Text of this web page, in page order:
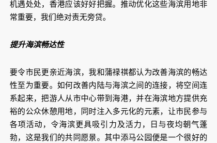
机遇处处，香港应该好好把握。推动优化这些海滨用地非
常重要，我们绝对责无旁贷。
提升海滨畅达性
要令市民更亲近海滨，我和蒲禄祺都认为改善海滨的畅达
性至为重要。如何改善内陆与海滨之间的连接，将空间连
系起来，把游人从市中心带到海港，并在海滨地方提供充
裕的公众休憩用地，同时注入多元化的元素，让市民参与
各项活动，令海滨更具吸引力及活力，日与夜均朝气蓬
勃，这是我们的共同愿景。其中添马公园便是一个很好的